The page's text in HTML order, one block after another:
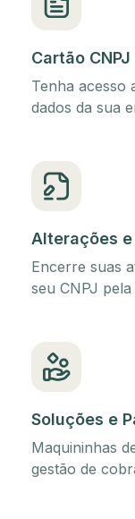
Cartão CNPJ
Tenha acesso
dados da sua
Alterações
Encerre suas
seu CNPJ
Soluções e
Maquininhas
gestão de